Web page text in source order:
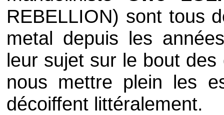
REBELLION) sont tous
metal depuis les
leur sujet sur le bout des
nous mettre plein les
décoiffent littéralement.